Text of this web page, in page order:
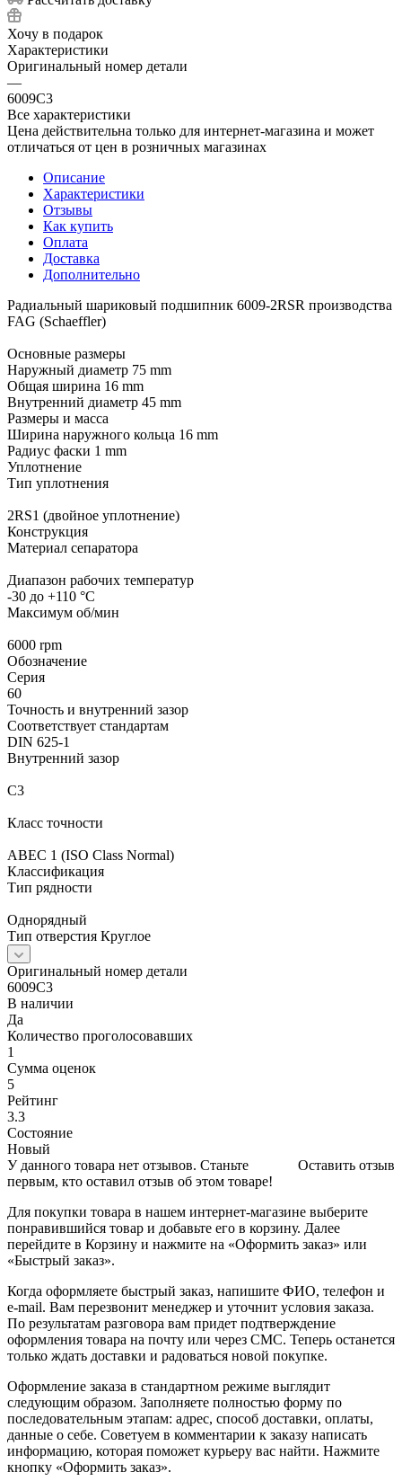
Хочу в подарок
Характеристики
Оригинальный номер детали
—
6009C3
Все характеристики
Цена действительна только для интернет-магазина и может
отличаться от цен в розничных магазинах
Описание
Характеристики
Отзывы
Как купить
Оплата
Доставка
Дополнительно
Радиальный шариковый подшипник 6009-2RSR производства
FAG (Schaeffler)
Основные размеры
Наружный диаметр 75 mm
Общая ширина 16 mm
Внутренний диаметр 45 mm
Размеры и масса
Ширина наружного кольца 16 mm
Радиус фаски 1 mm
Уплотнение
Тип уплотнения
2RS1 (двойное уплотнение)
Конструкция
Материал сепаратора
Диапазон рабочих температур
-30 до +110 °C
Максимум об/мин
6000 rpm
Обозначение
Серия
60
Точность и внутренний зазор
Соответствует стандартам
DIN 625-1
Внутренний зазор
C3
Класс точности
ABEC 1 (ISO Class Normal)
Классификация
Тип рядности
Однорядный
Тип отверстия Круглое
Оригинальный номер детали
6009C3
В наличии
Да
Количество проголосовавших
1
Сумма оценок
5
Рейтинг
3.3
Состояние
Новый
Оставить отзыв
У данного товара нет отзывов. Станьте
первым, кто оставил отзыв об этом товаре!
Для покупки товара в нашем интернет-магазине выберите
понравившийся товар и добавьте его в корзину. Далее
перейдите в Корзину и нажмите на «Оформить заказ» или
«Быстрый заказ».
Когда оформляете быстрый заказ, напишите ФИО, телефон и
e-mail. Вам перезвонит менеджер и уточнит условия заказа.
По результатам разговора вам придет подтверждение
оформления товара на почту или через СМС. Теперь останется
только ждать доставки и радоваться новой покупке.
Оформление заказа в стандартном режиме выглядит
следующим образом. Заполняете полностью форму по
последовательным этапам: адрес, способ доставки, оплаты,
данные о себе. Советуем в комментарии к заказу написать
информацию, которая поможет курьеру вас найти. Нажмите
кнопку «Оформить заказ».